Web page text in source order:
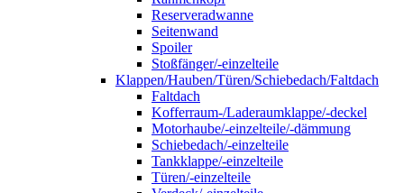
Reserveradwanne
Seitenwand
Spoiler
Stoßfänger/-einzelteile
Klappen/Hauben/Türen/Schiebedach/Faltdach
Faltdach
Kofferraum-/Laderaumklappe/-deckel
Motorhaube/-einzelteile/-dämmung
Schiebedach/-einzelteile
Tankklappe/-einzelteile
Türen/-einzelteile